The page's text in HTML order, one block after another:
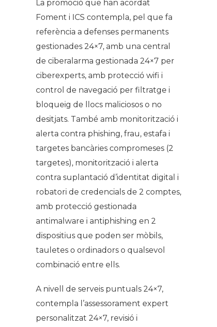
La promoció que han acordat
Foment i ICS contempla, pel que fa
referència a defenses permanents
gestionades 24×7, amb una central
de ciberalarma gestionada 24×7 per
ciberexperts, amb protecció wifi i
control de navegació per filtratge i
bloqueig de llocs maliciosos o no
desitjats. També amb monitorització i
alerta contra phishing, frau, estafa i
targetes bancàries compromeses (2
targetes), monitorització i alerta
contra suplantació d’identitat digital i
robatori de credencials de 2 comptes,
amb protecció gestionada
antimalware i antiphishing en 2
dispositius que poden ser mòbils,
tauletes o ordinadors o qualsevol
combinació entre ells.
A nivell de serveis puntuals 24×7,
contempla l’assessorament expert
personalitzat 24×7, revisió i